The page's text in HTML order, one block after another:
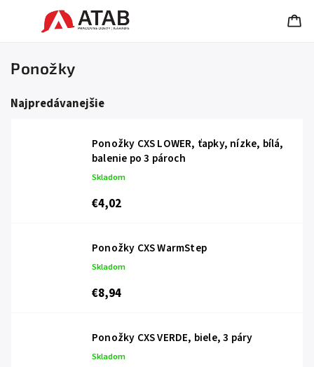
Ponožky
Najpredávanejšie
Ponožky CXS LOWER, ťapky, nízke, bílá,
balenie po 3 pároch
Skladom
€4,02
Ponožky CXS WarmStep
Skladom
€8,94
Ponožky CXS VERDE, biele, 3 páry
Skladom